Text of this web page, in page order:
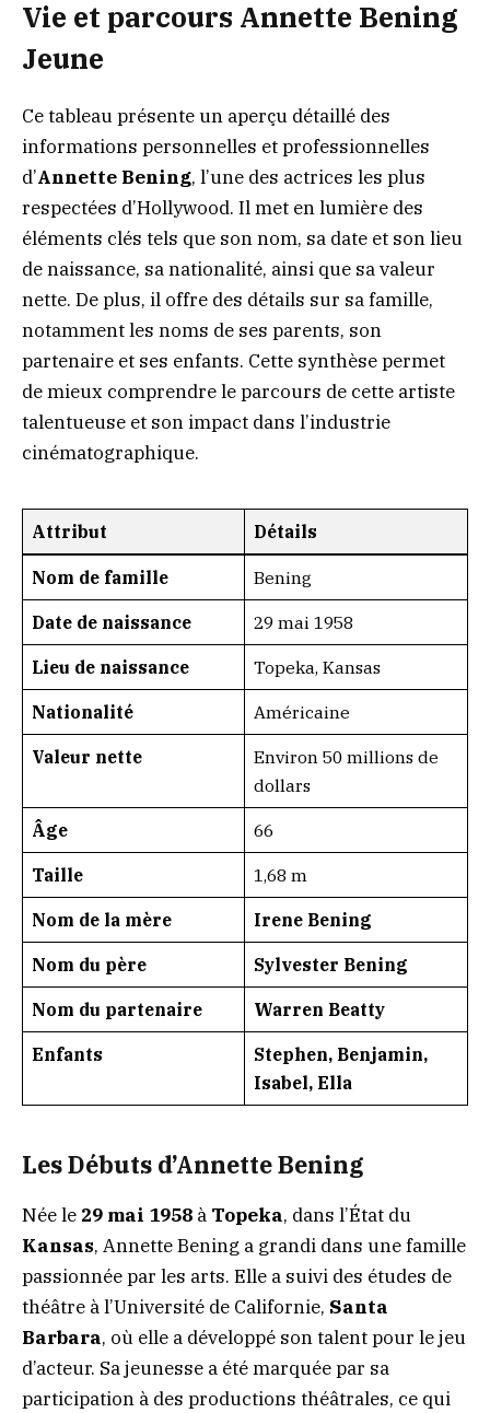
Vie et parcours Annette Bening
Jeune
Ce tableau présente un aperçu détaillé des
informations personnelles et professionnelles
d’Annette Bening, l’une des actrices les plus
respectées d’Hollywood. Il met en lumière des
éléments clés tels que son nom, sa date et son lieu
de naissance, sa nationalité, ainsi que sa valeur
nette. De plus, il offre des détails sur sa famille,
notamment les noms de ses parents, son
partenaire et ses enfants. Cette synthèse permet
de mieux comprendre le parcours de cette artiste
talentueuse et son impact dans l’industrie
cinématographique.
Attribut Détails
Nom de famille Bening
Date de naissance 29 mai 1958
Lieu de naissance Topeka, Kansas
Nationalité Américaine
Valeur nette
Environ 50 millions de
dollars
Âge 66
Taille 1,68 m
Nom de la mère Irene Bening
Nom du père Sylvester Bening
Nom du partenaire Warren Beatty
Enfants
Stephen, Benjamin,
Isabel, Ella
Les Débuts d’Annette Bening
Née le 29 mai 1958 à Topeka, dans l’État du
Kansas, Annette Bening a grandi dans une famille
passionnée par les arts. Elle a suivi des études de
théâtre à l’Université de Californie, Santa
Barbara, où elle a développé son talent pour le jeu
d’acteur. Sa jeunesse a été marquée par sa
participation à des productions théâtrales, ce qui